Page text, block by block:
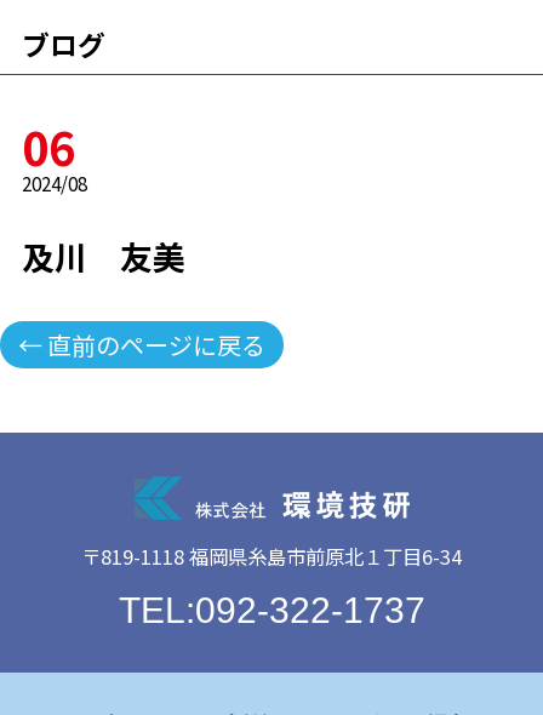
ブログ
06
2024/08
及川 友美
← 直前のページに戻る
〒819-1118 福岡県糸島市前原北１丁目6-34
TEL:092-322-1737